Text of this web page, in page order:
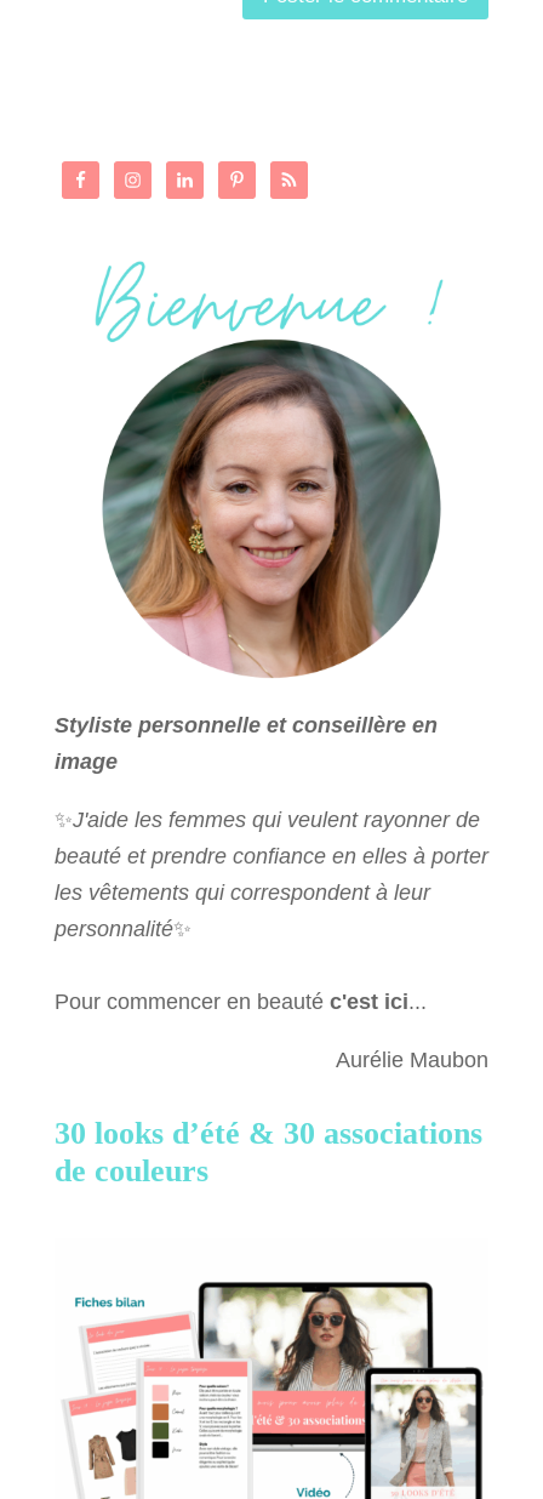
Styliste personnelle et conseillère en
image
✨J'aide les femmes qui veulent rayonner de
beauté et prendre confiance en elles à porter
les vêtements qui correspondent à leur
personnalité✨
Pour commencer en beauté c'est ici...
Aurélie Maubon
30 looks d’été & 30 associations
de couleurs